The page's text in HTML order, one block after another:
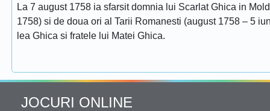
La 7 august 1758 ia sfarsit domnia lui Scarlat Ghica in
1758) si de doua ori al Tarii Romanesti (august 1758 – 5
lea Ghica si fratele lui Matei Ghica.
JOCURI ONLINE